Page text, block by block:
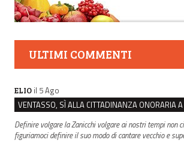
ULTIMI COMMENTI
ELIO il 5 Ago
Definire volgare la Zanicchi volgare ai nostri tempi non
figuriamoci definire il suo modo di cantare vecchio e